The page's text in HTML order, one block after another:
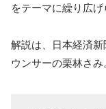
をテーマに繰り広
解説は、日本経済
ウンサーの栗林さみ。